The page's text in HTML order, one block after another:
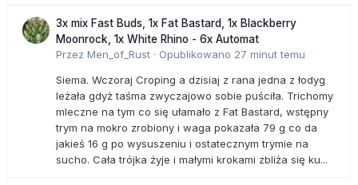
3x mix Fast Buds, 1x Fat Bastard, 1x Blackberry
Moonrock, 1x White Rhino - 6x Automat
Przez Men_of_Rust · Opublikowano 27 minut temu
Siema. Wczoraj Croping a dzisiaj z rana jedna z łodyg
leżała gdyż taśma zwyczajowo sobie puściła. Trichomy
mleczne na tym co się ułamało z Fat Bastard, wstępny
trym na mokro zrobiony i waga pokazała 79 g co da
jakieś 16 g po wysuszeniu i ostatecznym trymie na
sucho. Cała trójka żyje i małymi krokami zbliża się ku...